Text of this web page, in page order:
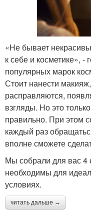
«Не бывает
к себе и косметике», -
популярных марок
Стоит нанести
расправляются,
взгляды. Но это
правильно. При этом
каждый раз
вполне сможете
Мы собрали для вас 4
необходимы для
условиях.
читать дальше →